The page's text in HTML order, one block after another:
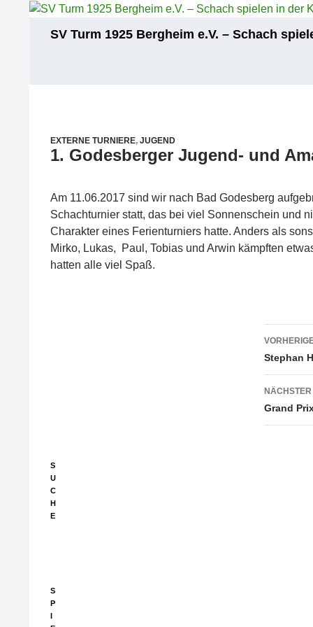
SV Turm 1925 Bergheim e.V. – Schach
EXTERNE TURNIERE, JUGEND
1. Godesberger Jugend- und
Am 11.06.2017 sind wir nach Bad Godesberg
Schachturnier statt, das bei viel Sonnenschein und
Charakter eines Ferienturniers hatte. Anders als
Mirko, Lukas, Paul, Tobias und Arwin kämpften
hatten alle viel Spaß.
Stephan
Grand
S
U
C
H
E
S
P
I